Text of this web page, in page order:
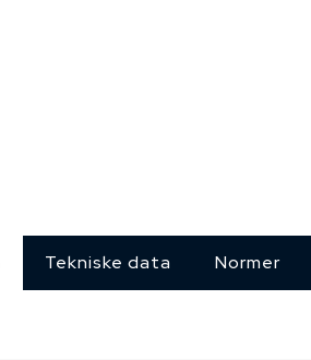
Tekniske data Normer